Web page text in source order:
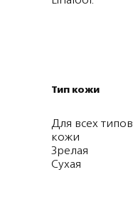
Тип кожи
Для всех типов
кожи
Зрелая
Сухая